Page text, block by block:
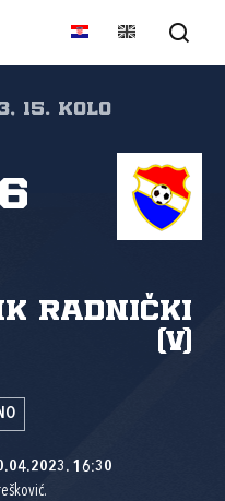
15. kolo
Radnički
(V)
6
16:30